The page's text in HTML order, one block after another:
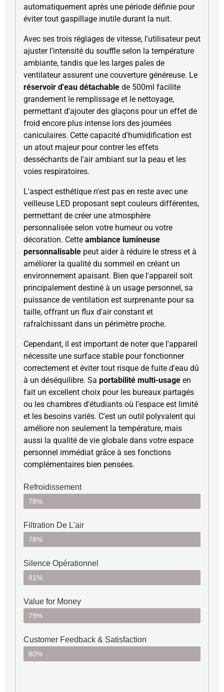
automatiquement après une période définie pour
éviter tout gaspillage inutile durant la nuit.
Avec ses trois réglages de vitesse, l'utilisateur peut
ajuster l'intensité du souffle selon la température
ambiante, tandis que les larges pales de
ventilateur assurent une couverture généreuse. Le
réservoir d'eau détachable de 500ml facilite
grandement le remplissage et le nettoyage,
permettant d'ajouter des glaçons pour un effet de
froid encore plus intense lors des journées
caniculaires. Cette capacité d'humidification est
un atout majeur pour contrer les effets
desséchants de l'air ambiant sur la peau et les
voies respiratoires.
L'aspect esthétique n'est pas en reste avec une
veilleuse LED proposant sept couleurs différentes,
permettant de créer une atmosphère
personnalisée selon votre humeur ou votre
décoration. Cette ambiance lumineuse
personnalisable peut aider à réduire le stress et à
améliorer la qualité du sommeil en créant un
environnement apaisant. Bien que l'appareil soit
principalement destiné à un usage personnel, sa
puissance de ventilation est surprenante pour sa
taille, offrant un flux d'air constant et
rafraîchissant dans un périmètre proche.
Cependant, il est important de noter que l'appareil
nécessite une surface stable pour fonctionner
correctement et éviter tout risque de fuite d'eau dû
à un déséquilibre. Sa portabilité multi-usage en
fait un excellent choix pour les bureaux partagés
ou les chambres d'étudiants où l'espace est limité
et les besoins variés. C'est un outil polyvalent qui
améliore non seulement la température, mais
aussi la qualité de vie globale dans votre espace
personnel immédiat grâce à ses fonctions
complémentaires bien pensées.
Refroidissement
78%
Filtration De L'air
78%
Silence Opérationnel
81%
Value for Money
79%
Customer Feedback & Satisfaction​
80%